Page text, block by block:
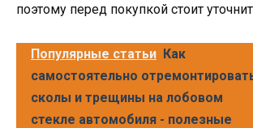
поэтому перед покупкой стоит
Популярные статьи Как
самостоятельно
сколы и трещины на лобовом
стекле автомобиля - полезные